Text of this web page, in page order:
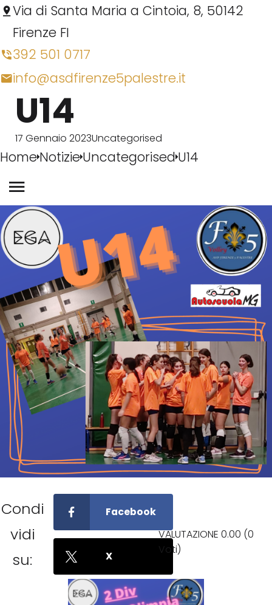
Via di Santa Maria a Cintoia, 8, 50142
Firenze FI
392 501 0717
info@asdfirenze5palestre.it
U14
17 Gennaio 2023Uncategorised
HomeNotizieUncategorised U14
Condi
vidi
su:
Facebook
X
VALUTAZIONE0.00 (0
Voti)